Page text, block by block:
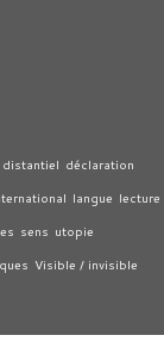
distantiel déclaration
langue lecture
sens utopie
Visible / invisible